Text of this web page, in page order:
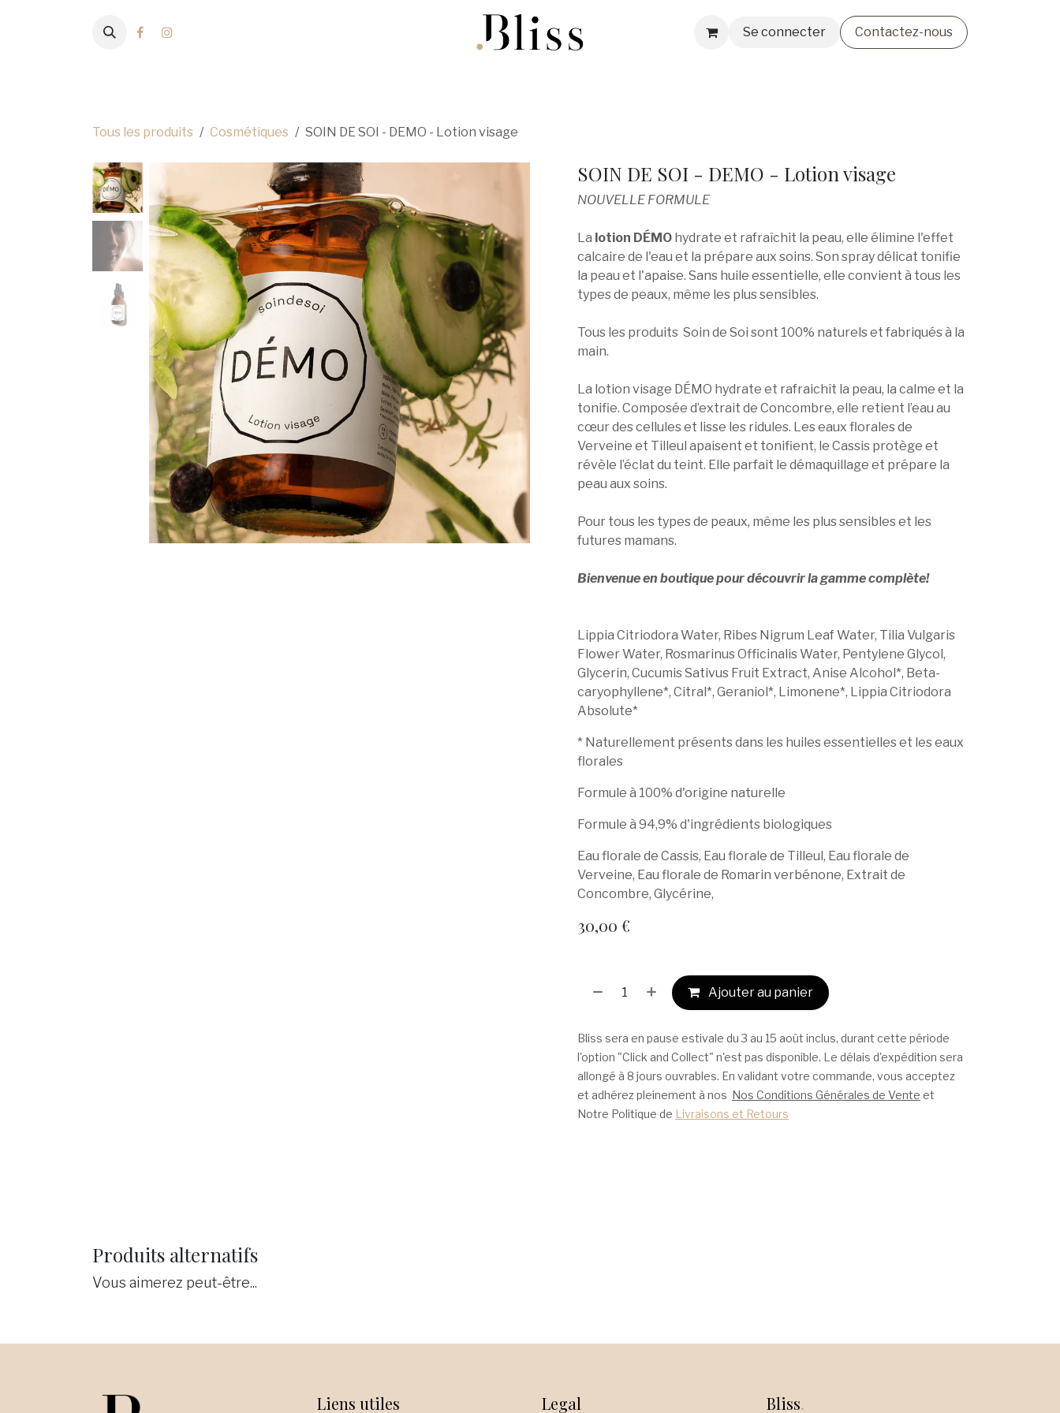
Se connecter
Contactez-nous
Tous les produits Cosmétiques SOIN DE SOI - DEMO - Lotion visage
SOIN DE SOI - DEMO - Lotion visage
NOUVELLE FORMULE
La lotion DÉMO hydrate et rafraîchit la peau, elle élimine l'effet
calcaire de l'eau et la prépare aux soins. Son spray délicat tonifie
la peau et l'apaise. Sans huile essentielle, elle convient à tous les
types de peaux, même les plus sensibles.
Tous les produits Soin de Soi sont 100% naturels et fabriqués à la
main.
La lotion visage DÉMO hydrate et rafraichît la peau, la calme et la
tonifie. Composée d’extrait de Concombre, elle retient l’eau au
cœur des cellules et lisse les ridules. Les eaux florales de
Verveine et Tilleul apaisent et tonifient, le Cassis protège et
révèle l’éclat du teint. Elle parfait le démaquillage et prépare la
peau aux soins.
Pour tous les types de peaux, même les plus sensibles et les
futures mamans.
Bienvenue en boutique pour découvrir la gamme complète!
Lippia Citriodora Water, Ribes Nigrum Leaf Water, Tilia Vulgaris
Flower Water, Rosmarinus Officinalis Water, Pentylene Glycol,
Glycerin, Cucumis Sativus Fruit Extract, Anise Alcohol*, Beta-
caryophyllene*, Citral*, Geraniol*, Limonene*, Lippia Citriodora
Absolute*
* Naturellement présents dans les huiles essentielles et les eaux
florales
Formule à 100% d'origine naturelle
Formule à 94,9% d'ingrédients biologiques
Eau florale de Cassis, Eau florale de Tilleul, Eau florale de
Verveine, Eau florale de Romarin verbénone, Extrait de
Concombre, Glycérine,
30,00 €
Ajouter au panier
Bliss sera en pause estivale du 3 au 15 août inclus, durant cette période
l'option "Click and Collect" n'est pas disponible. Le délais d'expédition sera
allongé à 8 jours ouvrables. En validant votre commande, vous acceptez
et adhérez pleinement à nos Nos Conditions Générales de Vente et
Notre Politique de Livraisons et Retours
Produits alternatifs
Vous aimerez peut-être...
Liens utiles Legal Bliss.